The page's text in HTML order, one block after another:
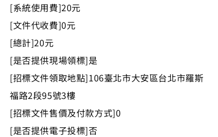
[系統使用費]20元
[文件代收費]0元
[總計]20元
[是否提供現場領標]是
[招標文件領取地點]106臺北市大安區台北市羅斯
福路2段95號3樓
[招標文件售價及付款方式]0
[是否提供電子投標]否